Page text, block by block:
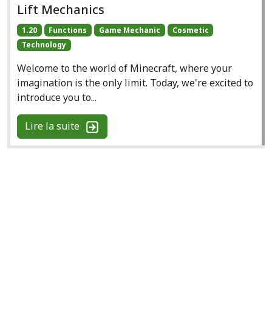
Lift Mechanics
1.20 Functions Game Mechanic
Cosmetic
Technology
Welcome to the world of Minecraft, where your
imagination is the only limit. Today, we're excited to
introduce you to...
Lire la suite